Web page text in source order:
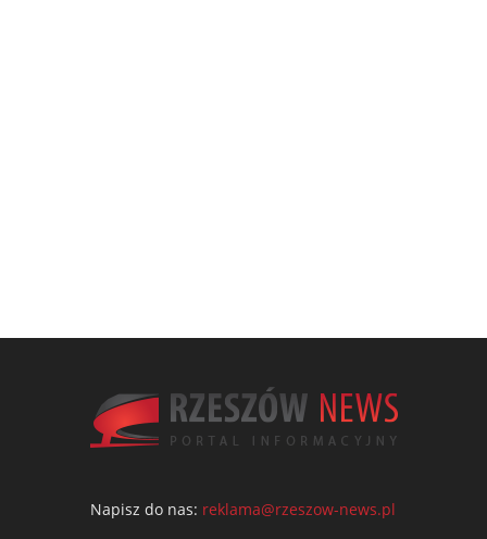
Napisz do nas: reklama@rzeszow-news.pl